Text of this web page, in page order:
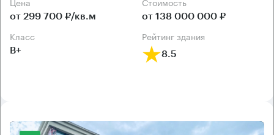
от 299 700 ₽/кв.м от 138 000 000 ₽
класс
B+
рейтинг здания
8.5